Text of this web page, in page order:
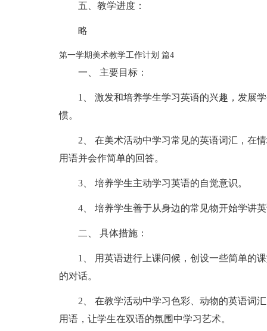
五、教学进度：
略
第一学期美术教学工作计划 篇4
一、 主要目标：
1、 激发和培养学生学习英语的兴趣，发展
惯。
2、 在美术活动中学习常见的英语词汇，在
用语并会作简单的回答。
3、 培养学生主动学习英语的自觉意识。
4、 培养学生善于从身边的常见物开始学讲
二、 具体措施：
1、 用英语进行上课问候，创设一些简单的
的对话。
2、 在教学活动中学习色彩、动物的英语词
用语，让学生在双语的氛围中学习艺术。